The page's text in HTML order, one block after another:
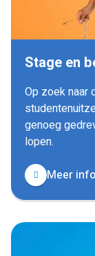
Stage en
Op zoek naar
genoeg
lopen.
Meer info